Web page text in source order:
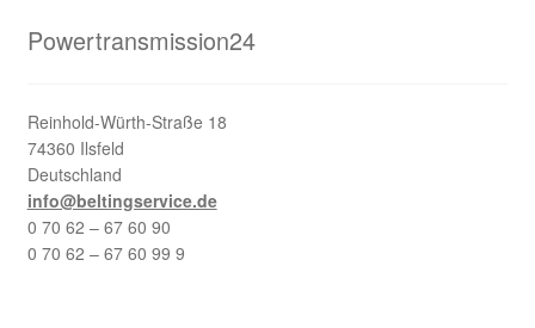
Powertransmission24
Reinhold-Würth-Straße 18
74360 Ilsfeld
Deutschland
info@beltingservice.de
0 70 62 – 67 60 90
0 70 62 – 67 60 99 9